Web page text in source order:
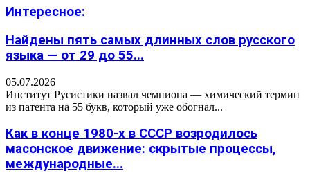
Интересное:
Найдены пять самых длинных слов русского
языка — от 29 до 55...
05.07.2026
Институт Русистики назвал чемпиона — химический термин
из патента на 55 букв, который уже обогнал...
Как в конце 1980-х в СССР возродилось
масонское движение: скрытые процессы,
международные...